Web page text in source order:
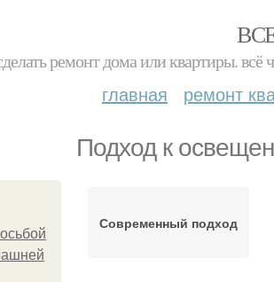
ремонт дома или квартиры.
главная ремонт
Подход к
Современный подход